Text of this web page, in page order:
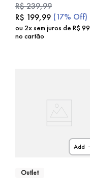
R$239,99
R$ 199,99 (17% Off)
ou2x sem juros de R$ 99
no cartão
Add
Outlet